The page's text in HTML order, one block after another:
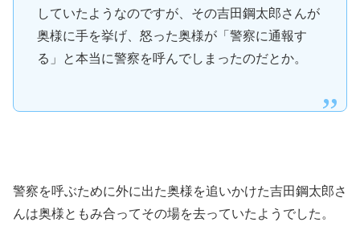
していたようなのですが、その吉田鋼太郎さんが
奥様に手を挙げ、怒った奥様が「警察に通報す
る」と本当に警察を呼んでしまったのだとか。
警察を呼ぶために外に出た奥様を追いかけた吉田鋼太郎さ
んは奥様ともみ合ってその場を去っていたようでした。